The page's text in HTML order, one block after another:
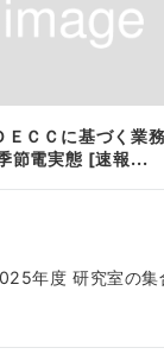
ＣＣに基づく業務
節電実態 [速報...
年度 研究室の集